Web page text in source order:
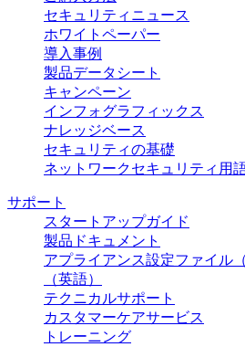
セキュリティニュース
ホワイトペーパー
導入事例
製品データシート
キャンペーン
インフォグラフィックス
ナレッジベース
セキュリティの基礎
ネットワークセキュリティ用
サポート
スタートアップガイド
製品ドキュメント
アプライアンス設定ファイル
（英語）
テクニカルサポート
カスタマーケアサービス
トレーニング